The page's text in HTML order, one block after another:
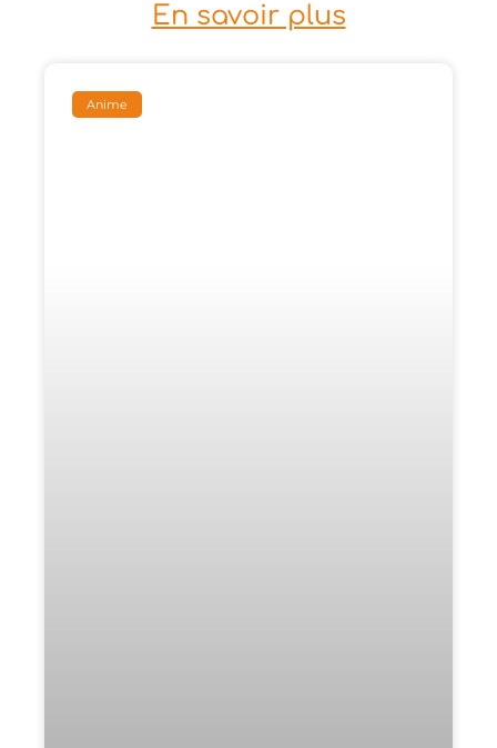
En savoir plus
Anime